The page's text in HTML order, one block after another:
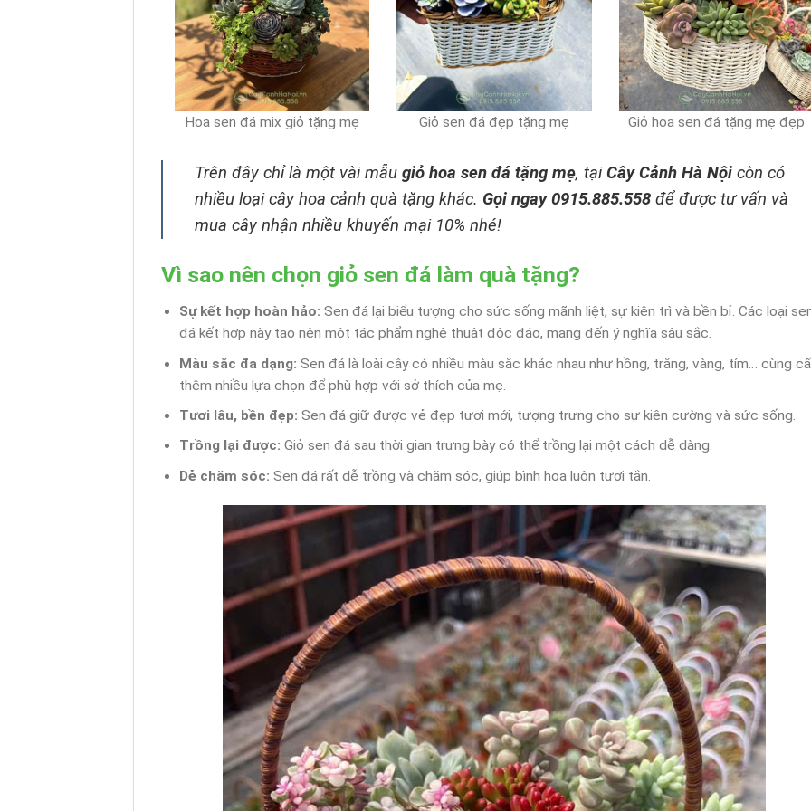
Hoa sen đá mix giỏ tặng mẹ Giỏ sen đá đẹp tặng mẹ Giỏ hoa sen đá tặng mẹ đẹp
Trên đây chỉ là một vài mẫu giỏ hoa sen đá tặng mẹ, tạiCây Cảnh Hà Nộicòn có
nhiều loại cây hoa cảnh quà tặng khác. Gọi ngay 0915.885.558để được tư vấn và
mua cây nhận nhiều khuyến mại 10% nhé!
Vì sao nên chọn giỏ sen đá làm quà tặng?
Sự kết hợp hoàn hảo: Sen đá lại biểu tượng cho sức sống mãnh liệt, sự kiên trì và bền bỉ. Các loại
đá kết hợp này tạo nên một tác phẩm nghệ thuật độc đáo, mang đến ý nghĩa sâu sắc.
Màu sắc đa dạng: Sen đá là loài cây có nhiều màu sắc khác nhau như hồng, trắng, vàng, tím… cùng
thêm nhiều lựa chọn để phù hợp với sở thích của mẹ.
Tươi lâu, bền đẹp: Sen đá giữ được vẻ đẹp tươi mới, tượng trưng cho sự kiên cường và sức sống.
Trồng lại được: Giỏ sen đá sau thời gian trưng bày có thể trồng lại một cách dễ dàng.
Dễ chăm sóc: Sen đá rất dễ trồng và chăm sóc, giúp bình hoa luôn tươi tắn.